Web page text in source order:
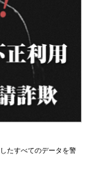
たすべてのデータを警